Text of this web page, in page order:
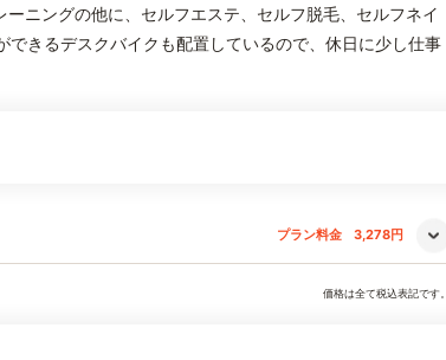
ニングの他に、セルフエステ、セルフ脱毛、セルフネイ
きるデスクバイクも配置しているので、休日に少し仕事
プラン料金 3,278円
価格は全て税込表記です。